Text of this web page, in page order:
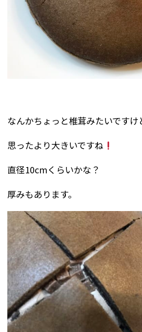
なんかちょっと椎茸みたいですけ
思ったより大きいですね
直径10cmくらいかな？
厚みもあります。